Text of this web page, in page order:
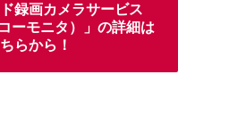
録画カメラサービス
ーモニタ）」の詳細は
らから！